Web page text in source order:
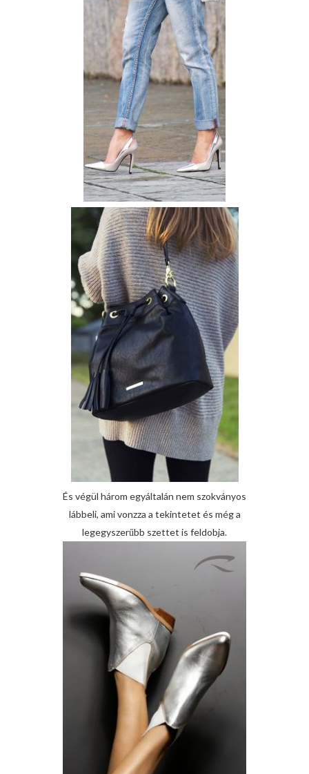
És végül három egyáltalán nem szokványos
lábbeli, ami vonzza a tekintetet és még a
legegyszerűbb szettet is feldobja.